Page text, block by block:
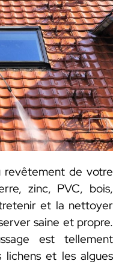
revêtement de votre
zinc, PVC, bois,
et la nettoyer
saine et propre.
est tellement
lichens et les algues